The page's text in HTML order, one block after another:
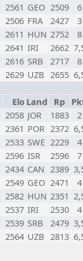
2561 GEO 2509
6
2506 FRA 2427
3
2611 HUN 2752
8
2641 IRI 2662
2616 SRB 2717
8
2629 UZB 2655
Elo Land Rp
2058 JOR 1883
2
2361 POR 2372
2533 SWE 2229
4
2596 ISR 2596
7
2434 CAN 2389
2549 GEO 2471
4
2582 HUN 2351
2537 IRI 2530
4
2539 SRB 2479
2564 UZB 2813